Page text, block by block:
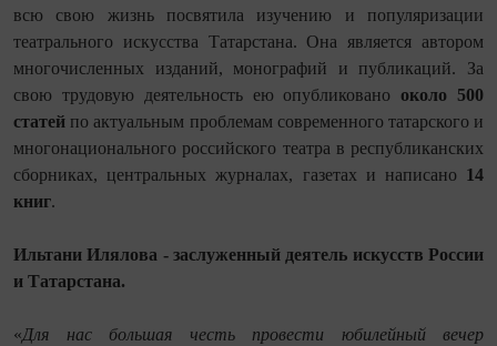
всю свою жизнь посвятила изучению и популяризации
театрального искусства Татарстана. Она является автором
многочисленных изданий, монографий и публикаций. За
свою трудовую деятельность ею опубликовано около 500
статей по актуальным проблемам современного татарского и
многонационального российского театра в республиканских
сборниках, центральных журналах, газетах и написано 14
книг.
Ильтани Илялова - заслуженный деятель искусств России
и Татарстана.
«Для нас большая честь провести юбилейный вечер